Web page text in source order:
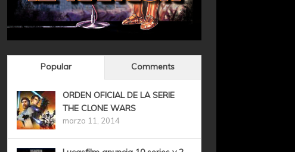
Popular Comments
ORDEN OFICIAL DE LA SERIE
THE CLONE WARS
marzo 11, 2014